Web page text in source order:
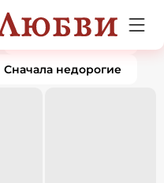
Сначала дорогие
Сначала недорогие